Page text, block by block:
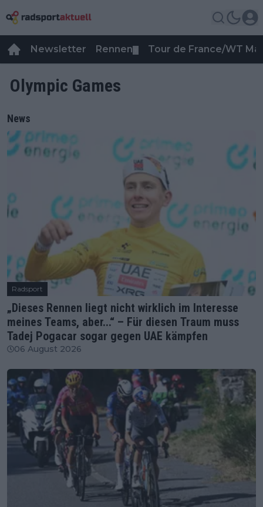
Newsletter Rennen Tour de France/WT
Olympic Games
News
Radsport
„Dieses Rennen liegt nicht wirklich im Interesse
meines Teams, aber...“ – Für diesen Traum muss
Tadej Pogacar sogar gegen UAE kämpfen
06 August 2026